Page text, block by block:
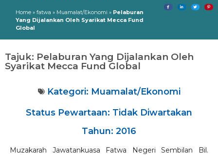
Home » fatwa » Muamalat/Ekonomi » Pelaburan
Yang Dijalankan Oleh Syarikat Mecca Fund
Global
Tajuk: Pelaburan Yang Dijalankan Oleh
Syarikat Mecca Fund Global
Kategori: Muamalat/Ekonomi
Status Pewartaan: Tidak Diwartakan
Tahun: 2016
Muzakarah Jawatankuasa Fatwa Negeri Sembilan Bil.